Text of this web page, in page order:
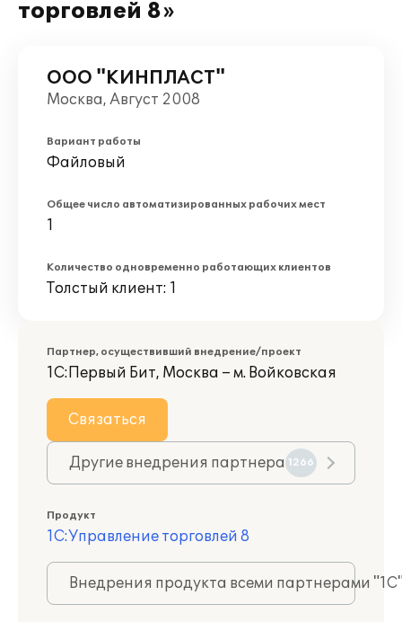
торговлей 8»
ООО "КИНПЛАСТ"
Москва, Август 2008
Вариант работы
Файловый
Общее число автоматизированных рабочих мест
1
Количество одновременно работающих клиентов
Толстый клиент: 1
Партнер, осуществивший внедрение/проект
1С:Первый Бит, Москва – м. Войковская
Связаться
Другие внедрения партнера 1266
Продукт
1С:Управление торговлей 8
Внедрения продукта всеми партнерами